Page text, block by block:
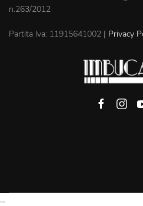
n.263/2012
Partita Iva: 11915641002 | Privacy
VPS